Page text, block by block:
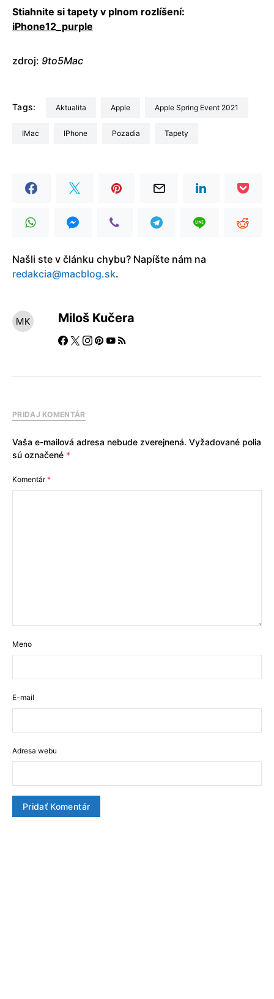
Stiahnite si tapety v plnom rozlíšení:
iPhone12_purple
zdroj: 9to5Mac
Tags: aktualita Apple Apple Spring Event 2021
iMac iPhone pozadia tapety
Našli ste v článku chybu? Napíšte nám na
redakcia@macblog.sk.
Miloš Kučera
PRIDAJ KOMENTÁR
Vaša e-mailová adresa nebude zverejnená. Vyžadované polia
sú označené *
Komentár*
Meno
E-mail
Adresa webu